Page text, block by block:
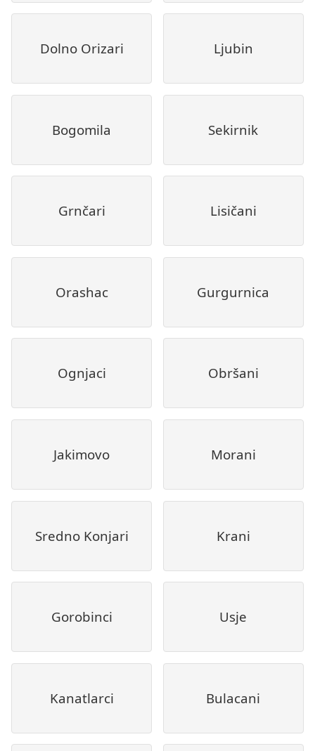
Dolno Orizari Ljubin
Bogomila Sekirnik
Grnčari Lisičani
Orashac Gurgurnica
Ognjaci Obršani
Jakimovo Morani
Sredno Konjari Krani
Gorobinci Usje
Kanatlarci Bulacani